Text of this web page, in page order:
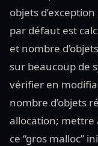
objets
par défaut est
et nombre
sur beaucoup de
vérifier en
nombre d’objets
allocation; mettre
ce “gros malloc”